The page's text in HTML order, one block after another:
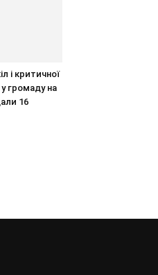
і критичної
громаду на
16